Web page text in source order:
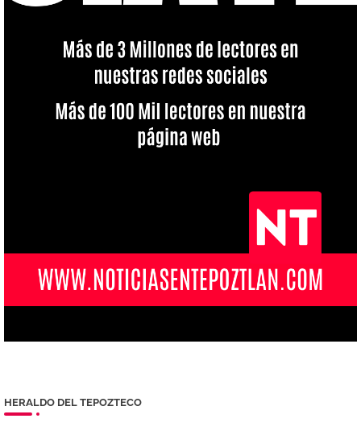
HERALDO DEL TEPOZTECO